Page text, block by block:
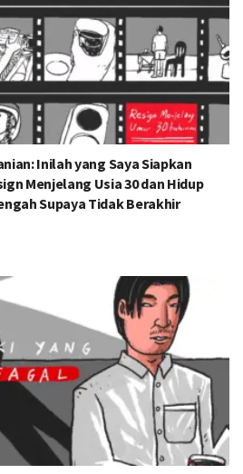
Inilah yang Saya Siapkan
Menjelang Usia 30 dan Hidup
Supaya Tidak Berakhir